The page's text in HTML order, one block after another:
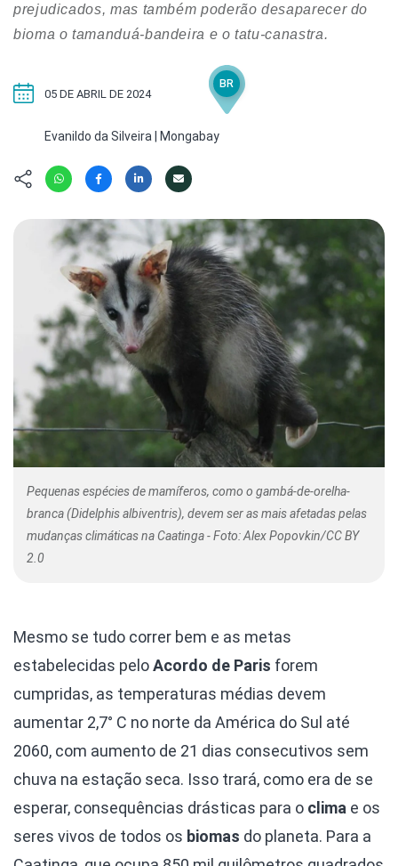
Kit
Na Linha
Túnel do
Universo
prejudicados, mas também poderão desaparecer do
bioma o tamanduá-bandeira e o tatu-canastra.
Evanildo da Silveira | Mongabay
05 DE ABRIL DE 2024
BR
Pequenas espécies de mamíferos, como o gambá-de-orelha-
branca (Didelphis albiventris), devem ser as mais afetadas pelas
mudanças climáticas na Caatinga - Foto: Alex Popovkin/CC BY
2.0
Mesmo se tudo correr bem e as metas
estabelecidas peloAcordo de Paris forem
cumpridas, as temperaturas médias devem
aumentar 2,7° C no norte da América do Sul até
2060, com aumento de 21 dias consecutivos sem
chuva na estação seca. Isso trará, como era de se
esperar, consequências drásticas para o clima e os
seres vivos de todos os biomas do planeta. Para a